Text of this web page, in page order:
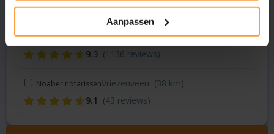
Aanpassen
8.8 (283 reviews)
Hof NotarissenVriezenveen (37 km)
9.3 (1136 reviews)
Noaber notarissenVriezenveen (38 km)
9.1 (43 reviews)